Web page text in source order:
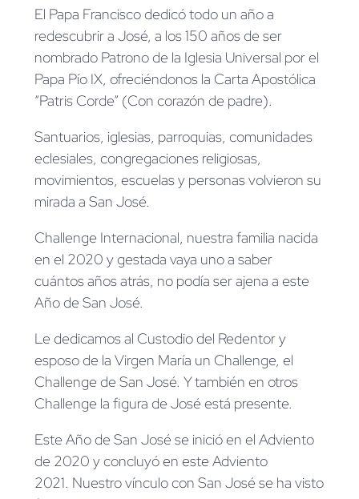
El Papa Francisco dedicó todo un año a
redescubrir a José, a los 150 años de ser
nombrado Patrono de la Iglesia Universal por el
Papa Pío IX, ofreciéndonos la Carta Apostólica
“Patris Corde” (Con corazón de padre).
Santuarios, iglesias, parroquias, comunidades
eclesiales, congregaciones religiosas,
movimientos, escuelas y personas volvieron su
mirada a San José.
Challenge Internacional, nuestra familia nacida
en el 2020 y gestada vaya uno a saber
cuántos años atrás, no podía ser ajena a este
Año de San José.
Le dedicamos al Custodio del Redentor y
esposo de la Virgen María un Challenge, el
Challenge de San José. Y también en otros
Challenge la figura de José está presente.
Este Año de San José se inició en el Adviento
de 2020 y concluyó en este Adviento
2021. Nuestro vínculo con San José se ha visto